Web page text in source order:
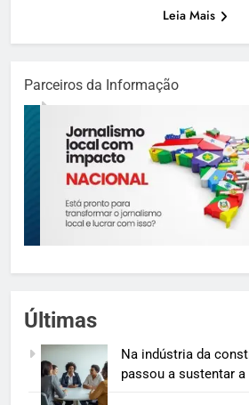
Leia Mais
Parceiros da Informação
Últimas
Na indústria da
passou a sustentar a